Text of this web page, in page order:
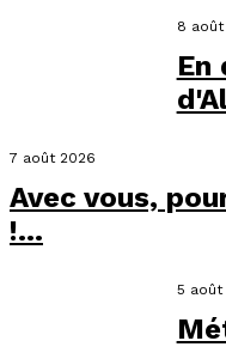
8
En
7 août 2026
Avec vous,
!...
5 août